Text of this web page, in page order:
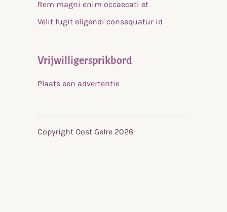
Rem magni enim occaecati et
Velit fugit eligendi consequatur id
Vrijwilligersprikbord
Plaats een advertentie
Copyright Oost Gelre 2026